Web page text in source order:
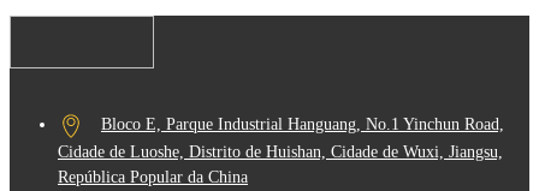
Bloco E, Parque Industrial Hanguang, No.1 Yinchun Road,
Cidade de Luoshe, Distrito de Huishan, Cidade de Wuxi, Jiangsu,
República Popular da China